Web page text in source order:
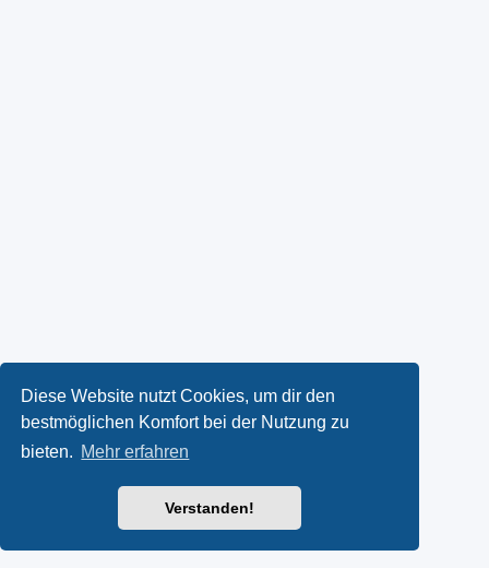
Diese Website nutzt Cookies, um dir den
bestmöglichen Komfort bei der Nutzung zu
bieten. Mehr erfahren
Verstanden!